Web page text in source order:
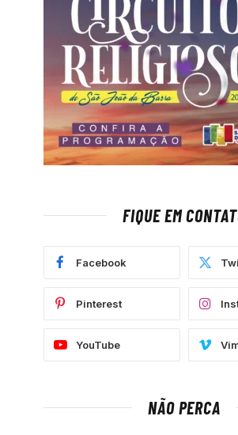
FIQUE EM
Facebook
Pinterest
YouTube
NÃO PERCA